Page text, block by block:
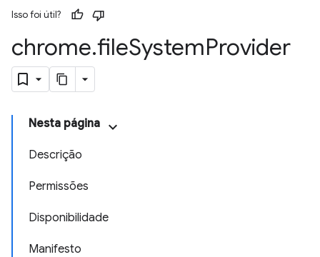
Isso foi útil?
chrome.fileSystemProvider
Nesta página
Descrição
Permissões
Disponibilidade
Manifesto